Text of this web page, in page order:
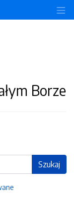
Borze
Szukaj